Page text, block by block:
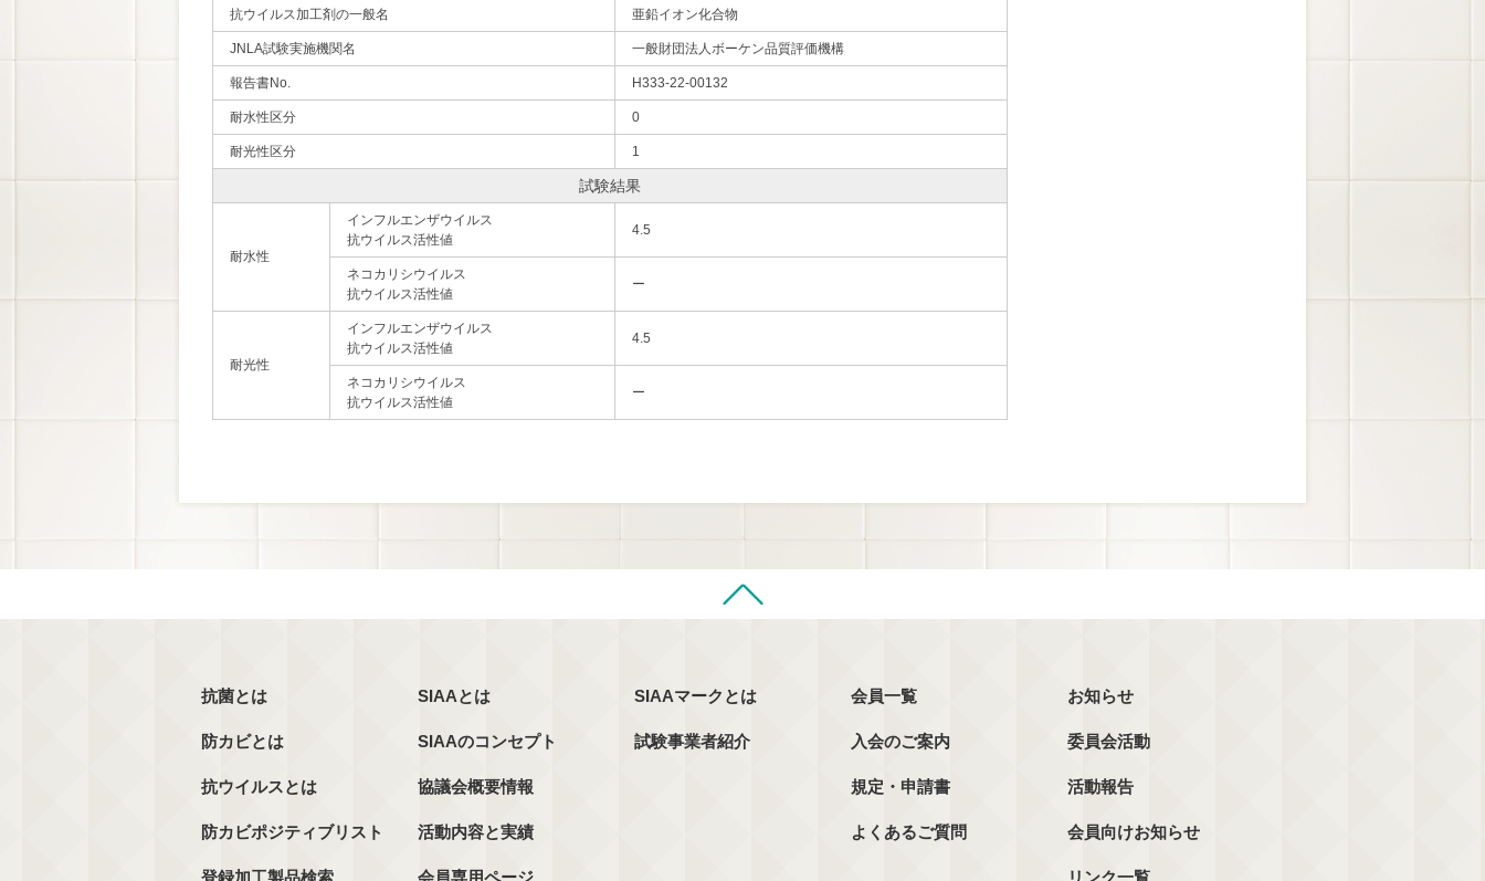
抗ウイルス加工剤の一般名 亜鉛イオン化合物
JNLA試験実施機関名 一般財団法人ボーケン品質評価機構
報告書No. H333-22-00132
耐水性区分 0
耐光性区分 1
試験結果
耐水性
インフルエンザウイルス
抗ウイルス活性値
4.5
ネコカリシウイルス
抗ウイルス活性値
ー
耐光性
インフルエンザウイルス
抗ウイルス活性値
4.5
ネコカリシウイルス
抗ウイルス活性値
ー
抗菌とは
防カビとは
抗ウイルスとは
防カビポジティブリスト
登録加工製品検索
SIAAとは
SIAAのコンセプト
協議会概要情報
活動内容と実績
会員専用ページ
SIAAマークとは
試験事業者紹介
会員一覧
入会のご案内
規定・申請書
よくあるご質問
お知らせ
委員会活動
活動報告
会員向けお知らせ
リンク一覧